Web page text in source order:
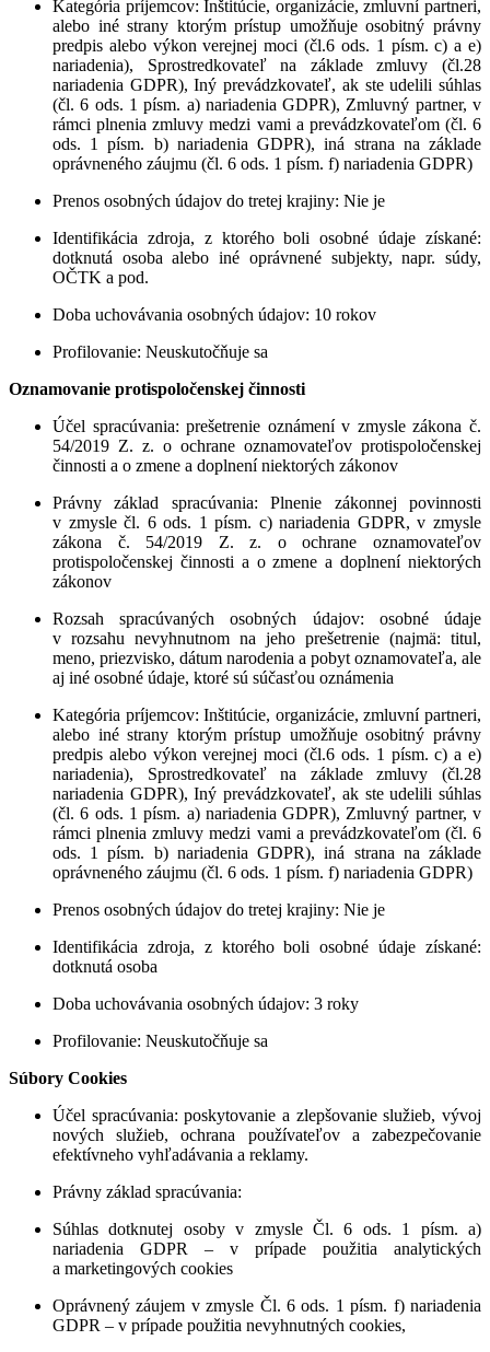
Kategória príjemcov: Inštitúcie, organizácie, zmluvní partneri,
alebo iné strany ktorým prístup umožňuje osobitný právny
predpis alebo výkon verejnej moci (čl.6 ods. 1 písm. c) a e)
nariadenia), Sprostredkovateľ na základe zmluvy (čl.28
nariadenia GDPR), Iný prevádzkovateľ, ak ste udelili súhlas
(čl. 6 ods. 1 písm. a) nariadenia GDPR), Zmluvný partner, v
rámci plnenia zmluvy medzi vami a prevádzkovateľom (čl. 6
ods. 1 písm. b) nariadenia GDPR), iná strana na základe
oprávneného záujmu (čl. 6 ods. 1 písm. f) nariadenia GDPR)
Prenos osobných údajov do tretej krajiny: Nie je
Identifikácia zdroja, z ktorého boli osobné údaje získané:
dotknutá osoba alebo iné oprávnené subjekty, napr. súdy,
OČTK a pod.
Doba uchovávania osobných údajov: 10 rokov
Profilovanie: Neuskutočňuje sa
Oznamovanie protispoločenskej činnosti
Účel spracúvania: prešetrenie oznámení v zmysle zákona č.
54/2019 Z. z. o ochrane oznamovateľov protispoločenskej
činnosti a o zmene a doplnení niektorých zákonov
Právny základ spracúvania: Plnenie zákonnej povinnosti
v zmysle čl. 6 ods. 1 písm. c) nariadenia GDPR, v zmysle
zákona č. 54/2019 Z. z. o ochrane oznamovateľov
protispoločenskej činnosti a o zmene a doplnení niektorých
zákonov
Rozsah spracúvaných osobných údajov: osobné údaje
v rozsahu nevyhnutnom na jeho prešetrenie (najmä: titul,
meno, priezvisko, dátum narodenia a pobyt oznamovateľa, ale
aj iné osobné údaje, ktoré sú súčasťou oznámenia
Kategória príjemcov: Inštitúcie, organizácie, zmluvní partneri,
alebo iné strany ktorým prístup umožňuje osobitný právny
predpis alebo výkon verejnej moci (čl.6 ods. 1 písm. c) a e)
nariadenia), Sprostredkovateľ na základe zmluvy (čl.28
nariadenia GDPR), Iný prevádzkovateľ, ak ste udelili súhlas
(čl. 6 ods. 1 písm. a) nariadenia GDPR), Zmluvný partner, v
rámci plnenia zmluvy medzi vami a prevádzkovateľom (čl. 6
ods. 1 písm. b) nariadenia GDPR), iná strana na základe
oprávneného záujmu (čl. 6 ods. 1 písm. f) nariadenia GDPR)
Prenos osobných údajov do tretej krajiny: Nie je
Identifikácia zdroja, z ktorého boli osobné údaje získané:
dotknutá osoba
Doba uchovávania osobných údajov: 3 roky
Profilovanie: Neuskutočňuje sa
Súbory Cookies
Účel spracúvania: poskytovanie a zlepšovanie služieb, vývoj
nových služieb, ochrana používateľov a zabezpečovanie
efektívneho vyhľadávania a reklamy.
Právny základ spracúvania:
Súhlas dotknutej osoby v zmysle Čl. 6 ods. 1 písm. a)
nariadenia GDPR – v prípade použitia analytických
a marketingových cookies
Oprávnený záujem v zmysle Čl. 6 ods. 1 písm. f) nariadenia
GDPR – v prípade použitia nevyhnutných cookies,